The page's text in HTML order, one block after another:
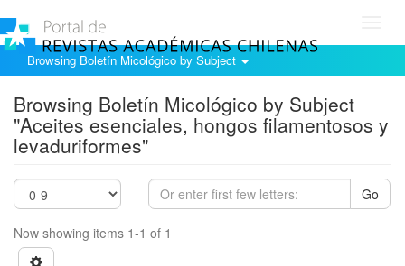
Browsing Boletín Micológico by Subject
Browsing Boletín Micológico by Subject
"Aceites esenciales, hongos filamentosos y
levaduriformes"
Go
Now showing items 1-1 of 1